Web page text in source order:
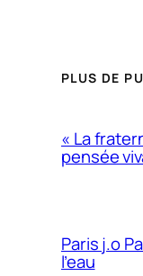
PLUS DE
« La
pensée
Paris j.o
l’eau